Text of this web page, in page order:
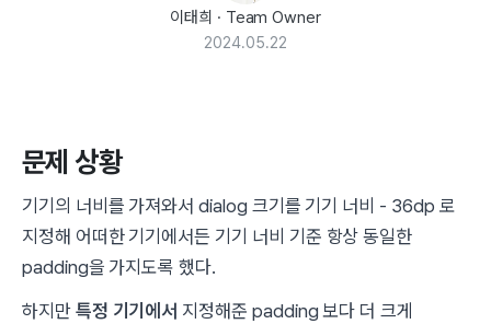
이태희 · Team Owner
2024.05.22
문제 상황
기기의 너비를 가져와서 dialog 크기를 기기 너비 - 36dp 로
지정해 어떠한 기기에서든 기기 너비 기준 항상 동일한
padding을 가지도록 했다.
하지만 특정 기기에서 지정해준 padding 보다 더 크게